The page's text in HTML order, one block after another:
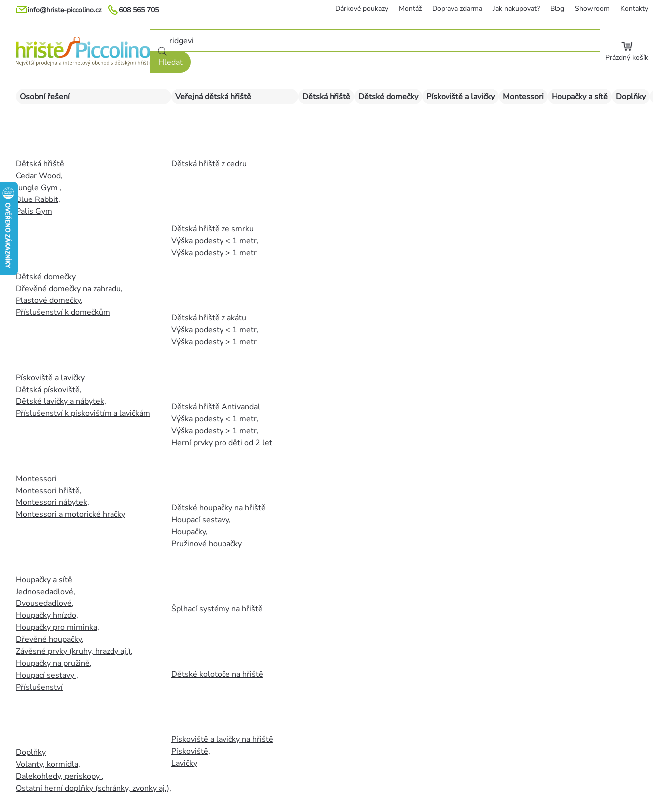
Přejít
608 565 705
info@hriste-piccolino.cz Dárkové poukazy Montáž Doprava zdarma Jak nakupovat? Blog Showroom Kontakty
Hledat Prázdný košík
Osobní řešení
Dětská hřiště
Cedar Wood,
Jungle Gym ,
Blue Rabbit,
Palis Gym
Dětské domečky
Dřevěné domečky na zahradu,
Plastové domečky,
Příslušenství k domečkům
Pískoviště a lavičky
Dětská pískoviště,
Dětské lavičky a nábytek,
Příslušenství k pískovištím a lavičkám
Montessori
Montessori hřiště,
Montessori nábytek,
Montessori a motorické hračky
Houpačky a sítě
Jednosedadlové,
Dvousedadlové,
Houpačky hnízdo,
Houpačky pro miminka,
Dřevěné houpačky,
Závěsné prvky (kruhy, hrazdy aj.),
Houpačky na pružině,
Houpací sestavy ,
Příslušenství
Doplňky
Volanty, kormidla,
Dalekohledy, periskopy ,
Ostatní herní doplňky (schránky, zvonky aj.),
Veřejná dětská hřiště
Dětská hřiště z cedru
Dětská hřiště ze smrku
Výška podesty < 1 metr,
Výška podesty > 1 metr
Dětská hřiště z akátu
Výška podesty < 1 metr,
Výška podesty > 1 metr
Dětská hřiště Antivandal
Výška podesty < 1 metr,
Výška podesty > 1 metr,
Herní prvky pro děti od 2 let
Dětské houpačky na hřiště
Houpací sestavy,
Houpačky,
Pružinové houpačky
Šplhací systémy na hřiště
Dětské kolotoče na hřiště
Pískoviště a lavičky na hřiště
Pískoviště,
Lavičky
Dětská hřiště Dětské domečky Pískoviště a lavičky Montessori Houpačky a sítě Doplňky